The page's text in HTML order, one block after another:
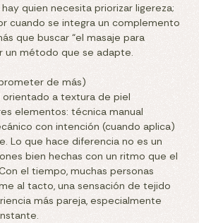
quien necesita priorizar ligereza;
cuando se integra un complemento
que buscar “el masaje para
un método que se adapte.
de más)
a textura de piel
elementos: técnica manual
con intención (cuando aplica)
Lo que hace diferencia no es un
bien hechas con un ritmo que el
el tiempo, muchas personas
al tacto, una sensación de tejido
más pareja, especialmente